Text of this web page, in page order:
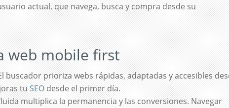
actual, que navega, busca y compra desde su
web mobile first
buscador prioriza webs rápidas, adaptadas y accesibles
tuSEOdesde el primer día.
multiplica la permanencia y las conversiones. Navegar